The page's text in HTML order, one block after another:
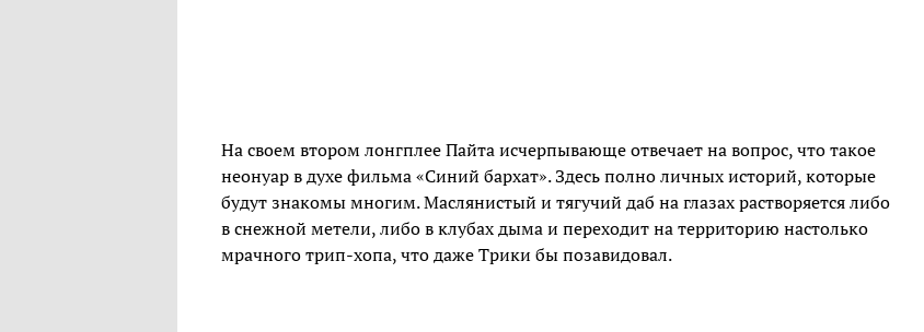
На своем втором лонгплее Пайта исчерпывающе отвечает на вопрос, что такое
неонуар в духе фильма «Синий бархат». Здесь полно личных историй, которые
будут знакомы многим. Маслянистый и тягучий даб на глазах растворяется либо
в снежной метели, либо в клубах дыма и переходит на территорию настолько
мрачного трип-хопа, что даже Трики бы позавидовал.